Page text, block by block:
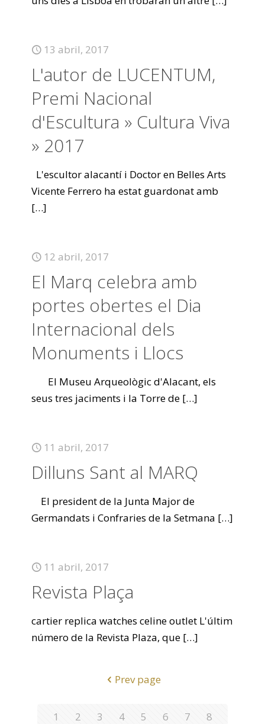
13 abril, 2017
L'autor de LUCENTUM,
Premi Nacional
d'Escultura » Cultura Viva
» 2017
L'escultor alacantí i Doctor en Belles Arts
Vicente Ferrero ha estat guardonat amb
[…]
12 abril, 2017
El Marq celebra amb
portes obertes el Dia
Internacional dels
Monuments i Llocs
El Museu Arqueològic d'Alacant, els
seus tres jaciments i la Torre de […]
11 abril, 2017
Dilluns Sant al MARQ
El president de la Junta Major de
Germandats i Confraries de la Setmana […]
11 abril, 2017
Revista Plaça
cartier replica watches celine outlet L'últim
número de la Revista Plaza, que […]
Prev page
1 2 3 4 5 6 7
8